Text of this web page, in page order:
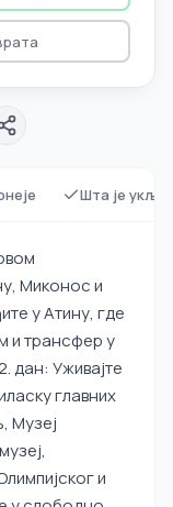
Шта је
Миконос и
у Атину, где
и трансфер у
дан: Уживајте
главних
Музеј
и